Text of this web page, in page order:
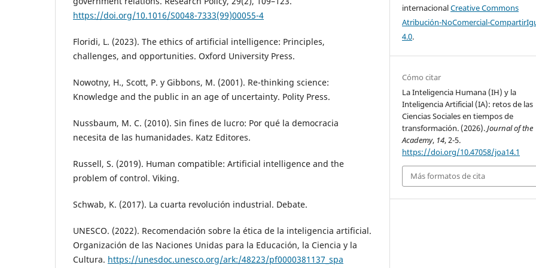
https://doi.org/10.1016/S0048-7333(99)00055-4
Floridi, L. (2023). The ethics of artificial intelligence: Principles,
challenges, and opportunities. Oxford University Press.
Nowotny, H., Scott, P. y Gibbons, M. (2001). Re-thinking science:
Knowledge and the public in an age of uncertainty. Polity Press.
Nussbaum, M. C. (2010). Sin fines de lucro: Por qué la democracia
necesita de las humanidades. Katz Editores.
Russell, S. (2019). Human compatible: Artificial intelligence and the
problem of control. Viking.
Schwab, K. (2017). La cuarta revolución industrial. Debate.
UNESCO. (2022). Recomendación sobre la ética de la inteligencia artificial.
Organización de las Naciones Unidas para la Educación, la Ciencia y la
Cultura. https://unesdoc.unesco.org/ark:/48223/pf0000381137_spa
internacionalCreative Commons
Atribución-NoComercial-
4.0.
Cómo citar
La Inteligencia Humana (IH) y la
Inteligencia Artificial (IA): retos de las
Ciencias Sociales en tiempos de
transformación. (2026).Journal of the
Academy, 14, 2-5.
https://doi.org/10.47058/joa14.1
Más formatos de cita